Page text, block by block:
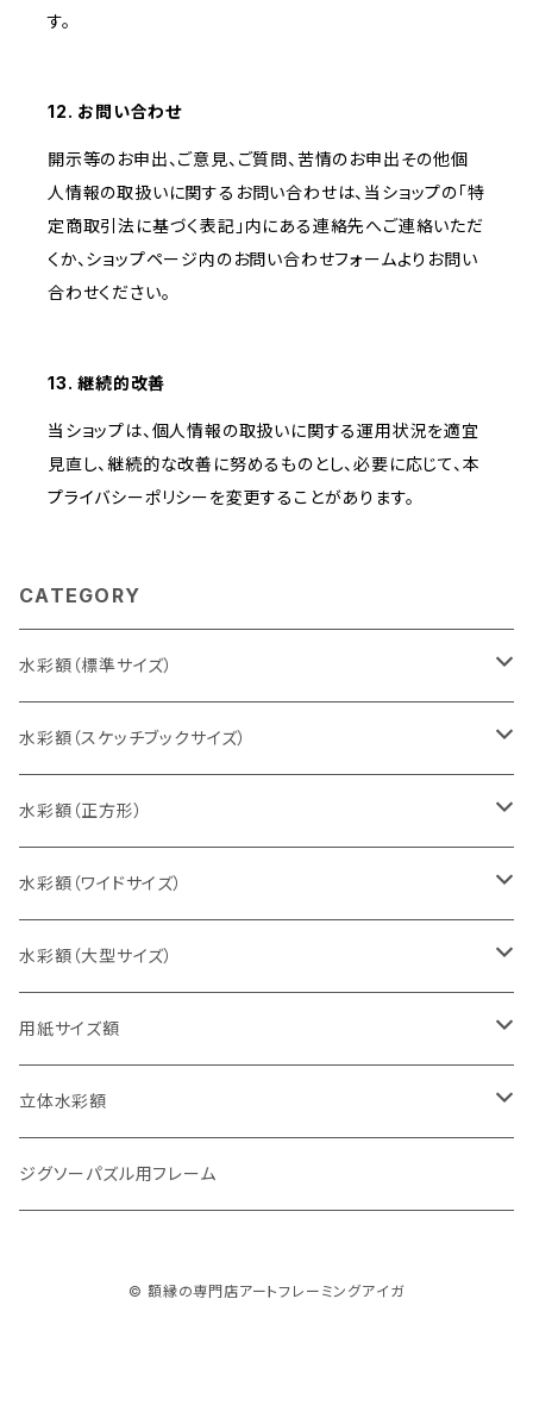
す。
12. お問い合わせ
開示等のお申出、ご意見、ご質問、苦情のお申出その他個
人情報の取扱いに関するお問い合わせは、当ショップの「特
定商取引法に基づく表記」内にある連絡先へご連絡いただ
くか、ショップページ内のお問い合わせフォームよりお問い
合わせください。
13. 継続的改善
当ショップは、個人情報の取扱いに関する運用状況を適宜
見直し、継続的な改善に努めるものとし、必要に応じて、本
プライバシーポリシーを変更することがあります。
CATEGORY
水彩額（標準サイズ）
インチ判（203×254ミリ）
八切判（242×303ミリ）
太子判（288×379ミリ）
四切判（348×424ミリ）
大衣判（394×509ミリ）
半切判（424×545ミリ）
三三判（455×606ミリ）
水彩額（スケッチブックサイズ）
スケッチ4Ｆ（352×443ミリ）
スケッチ6Ｆ（458×550ミリ）
スケッチ8Ｆ（520×595ミリ）
スケッチ10Ｆ（595×670ミリ）
水彩額（正方形）
10cm正方形（100×100ミリ）
15cm正方形（150×150ミリ）
20cm正方形（200×200ミリ）
25cm正方形（250×250ミリ）
30cm正方形（300×300ミリ）
水彩額（ワイドサイズ）
15×30cm
20×40cm
25×50cm
30×60cm
水彩額（大型サイズ）
大判（660×850ミリ）
MO判（693×893ミリ）
特全判（780×1050ミリ）
用紙サイズ額
B5判（182×257ミリ）
A4判（210×297ミリ）
立体水彩額
インチ判（203×254ミリ）
ジグソーパズル用フレーム
© 額縁の専門店アートフレーミングアイガ